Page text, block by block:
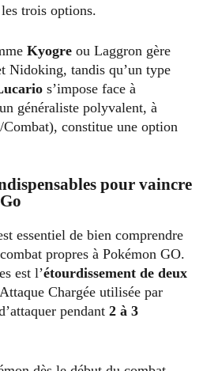
trois options.
Kyogre ou Laggron gère
Nidoking, tandis qu’un type
s’impose face à
généraliste polyvalent, à
Combat), constitue une option
pour vaincre
essentiel de bien comprendre
propres à Pokémon GO.
est l’étourdissement de deux
Chargée utilisée par
pendant 2 à 3